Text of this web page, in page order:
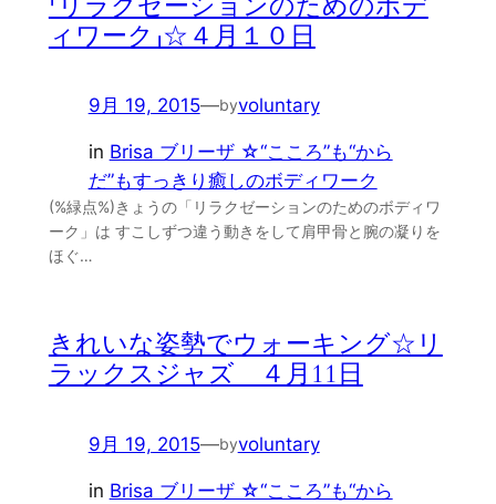
ィワーク」☆４月１０日
9月 19, 2015—byvoluntary
in Brisa ブリーザ ☆“こころ”も“から
だ”もすっきり癒しのボディワーク
(%緑点%)きょうの「リラクゼーションのためのボディワ
ーク」は すこしずつ違う動きをして肩甲骨と腕の凝りを
ほぐ…
きれいな姿勢でウォーキング☆リ
ラックスジャズ ４月11日
9月 19, 2015—byvoluntary
in Brisa ブリーザ ☆“こころ”も“から